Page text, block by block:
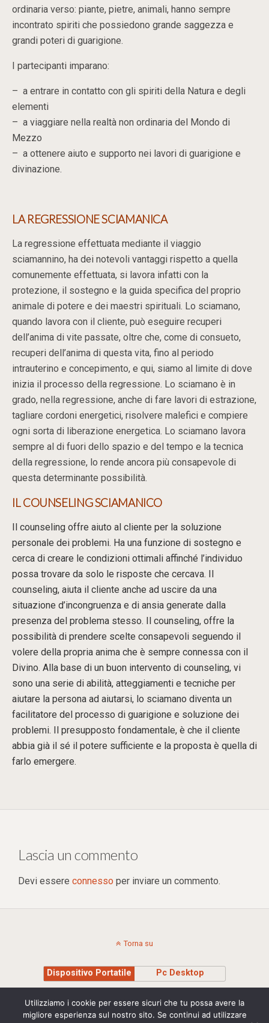
ordinaria verso: piante, pietre, animali, hanno sempre
incontrato spiriti che possiedono grande saggezza e
grandi poteri di guarigione.
I partecipanti imparano:
– a entrare in contatto con gli spiriti della Natura e degli
elementi
– a viaggiare nella realtà non ordinaria del Mondo di
Mezzo
– a ottenere aiuto e supporto nei lavori di guarigione e
divinazione.
LA REGRESSIONE SCIAMANICA
La regressione effettuata mediante il viaggio
sciamannino, ha dei notevoli vantaggi rispetto a quella
comunemente effettuata, si lavora infatti con la
protezione, il sostegno e la guida specifica del proprio
animale di potere e dei maestri spirituali. Lo sciamano,
quando lavora con il cliente, può eseguire recuperi
dell’anima di vite passate, oltre che, come di consueto,
recuperi dell’anima di questa vita, fino al periodo
intrauterino e concepimento, e qui, siamo al limite di dove
inizia il processo della regressione. Lo sciamano è in
grado, nella regressione, anche di fare lavori di estrazione,
tagliare cordoni energetici, risolvere malefici e compiere
ogni sorta di liberazione energetica. Lo sciamano lavora
sempre al di fuori dello spazio e del tempo e la tecnica
della regressione, lo rende ancora più consapevole di
questa determinante possibilità.
IL COUNSELING SCIAMANICO
Il counseling offre aiuto al cliente per la soluzione
personale dei problemi. Ha una funzione di sostegno e
cerca di creare le condizioni ottimali affinché l’individuo
possa trovare da solo le risposte che cercava. Il
counseling, aiuta il cliente anche ad uscire da una
situazione d’incongruenza e di ansia generate dalla
presenza del problema stesso. Il counseling, offre la
possibilità di prendere scelte consapevoli seguendo il
volere della propria anima che è sempre connessa con il
Divino. Alla base di un buon intervento di counseling, vi
sono una serie di abilità, atteggiamenti e tecniche per
aiutare la persona ad aiutarsi, lo sciamano diventa un
facilitatore del processo di guarigione e soluzione dei
problemi. Il presupposto fondamentale, è che il cliente
abbia già il sé il potere sufficiente e la proposta è quella di
farlo emergere.
Lascia un commento
Devi essere connesso per inviare un commento.
Torna su
Dispositivo Portatile Pc Desktop
Copyright © 2015 Stefania Montagna - Insegnante di Sciamanesimo e Yoga Cell.
+39 335 8295710 | P.IVA 00975040239 | credits Studio Madesign
Utilizziamo i cookie per essere sicuri che tu possa avere la
migliore esperienza sul nostro sito. Se continui ad utilizzare